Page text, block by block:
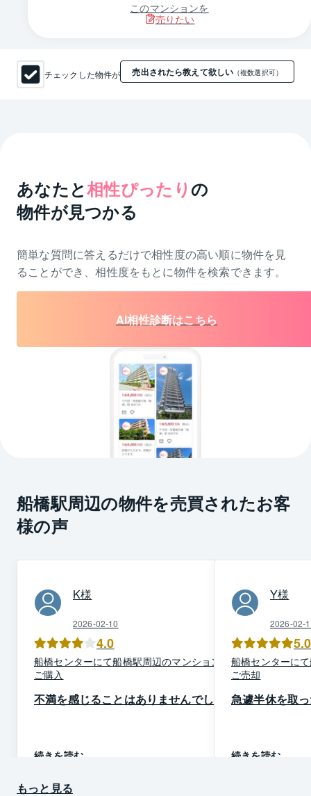
このマンションを
売りたい
チェックした物件が 売出されたら教えて欲しい （複数選択可）
あなたと相性ぴったり の
物件が見つかる
簡単な質問に答えるだけで相性度の高い順に物件を 見
ることができ、相性度をもとに物件を検索できます。
AI相性診断はこちら
船橋駅周辺の物件を売買されたお客
様の声
K様
2026-02-10
4.0
船橋センターにて船橋駅周辺のマンション
ご購入
不満を感じることはありませんでした
続きを読む
Y様
2026-02-
5.0
船橋センターにて
ご売却
急遽半休を取
続きを読む
もっと見る